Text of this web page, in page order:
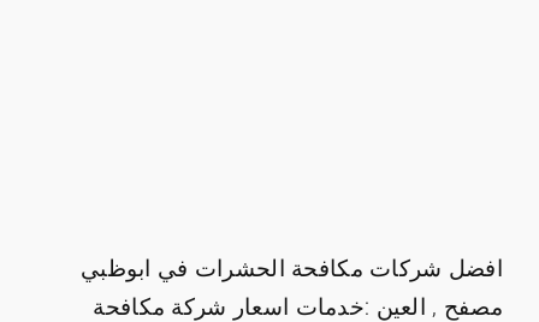
افضل شركات مكافحة الحشرات في ابوظبي
مصفح , العين :خدمات اسعار شركة مكافحة